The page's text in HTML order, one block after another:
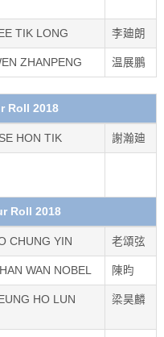
TIK LONG 李廸朗
ZHANPENG 温展鵬
Roll 2018
HON TIK 謝瀚廸
Roll 2018
CHUNG YIN 老頌弦
WAN NOBEL 陳昀
HO LUN 梁昊麟